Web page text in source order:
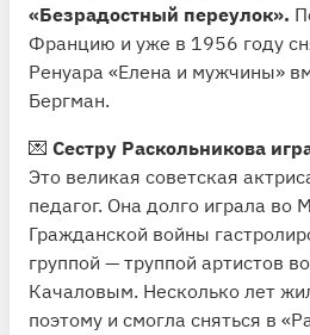
«Безрадостный переулок».
Францию и уже в 1956 году
Ренуара «Елена и мужчины»
Бергман.
💌 Сестру Раскольникова
Это великая советская
педагог. Она долго играла во
Гражданской войны
группой — труппой артистов
Качаловым. Несколько лет
поэтому и смогла сняться в